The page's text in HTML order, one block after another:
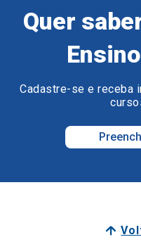
Quer
Cadastre-se e receba